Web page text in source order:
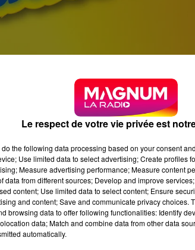
Le respect de votre vie privée est
do the following data processing based on your consent
Use limited data to select advertising; Create profiles
Measure advertising performance; Measure content
data from different sources; Develop and improve
content; Use limited data to select content; Ensure
and content; Save and communicate privacy choices.
browsing data to offer following functionalities: Identify
data; Match and combine data from other data
automatically.